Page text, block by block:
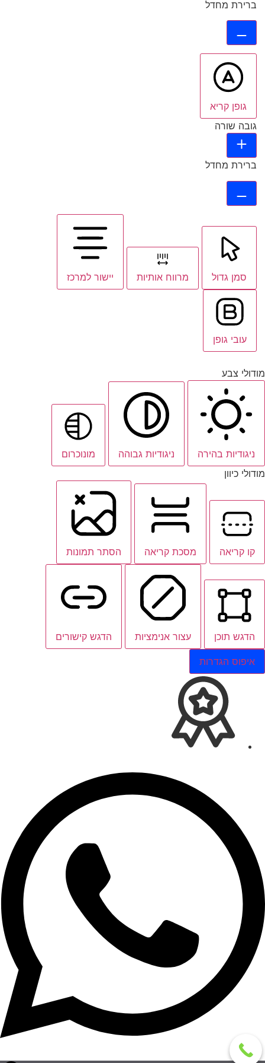
ברירת מחדל
גופן קריא
גובה שורה
ברירת מחדל
סמן גדול מרווח אותיות יישור למרכז
עובי גופן
מודולי צבע
ניגודיות בהירה ניגודיות גבוהה
מונוכרום
מודולי כיוון
קו קריאה מסכת קריאה הסתר תמונות
הדגש תוכן עצור אנימציות הדגש קישורים
איפוס הגדרות